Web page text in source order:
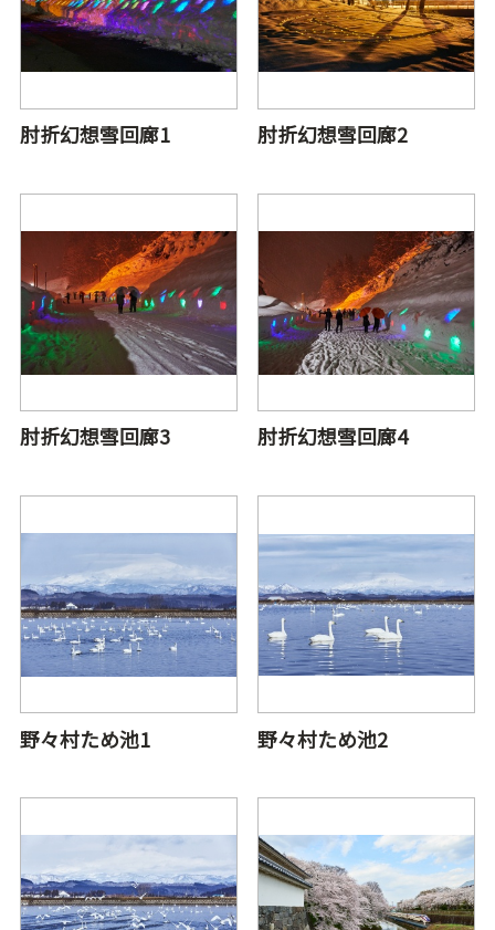
肘折幻想雪回廊1 肘折幻想雪回廊2
肘折幻想雪回廊3 肘折幻想雪回廊4
野々村ため池1 野々村ため池2